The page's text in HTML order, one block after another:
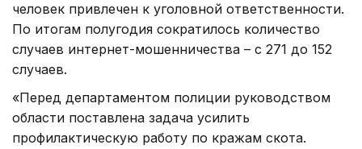
человек привлечен к уголовной ответственности.
По итогам полугодия сократилось количество
случаев интернет-мошенничества – с 271 до 152
случаев.
«Перед департаментом полиции руководством
области поставлена задача усилить
профилактическую работу по кражам скота.